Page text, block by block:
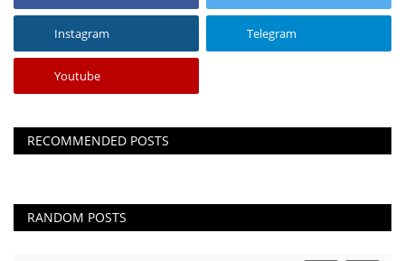
Instagram Telegram
Youtube
RECOMMENDED POSTS
RANDOM POSTS